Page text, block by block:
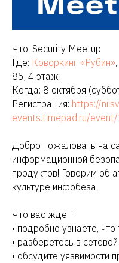
Что: Security Meetup
Где: Коворкинг «Рубин»
85, 4 этаж
Когда: 8 октября
Регистрация: https://
events.timepad.ru/
Добро пожаловать на
информационной
продуктов! Говорим об
культуре инфобеза.
Что вас ждёт:
• подробно узнаете,
• разберётесь в
• обсудите уязвимости